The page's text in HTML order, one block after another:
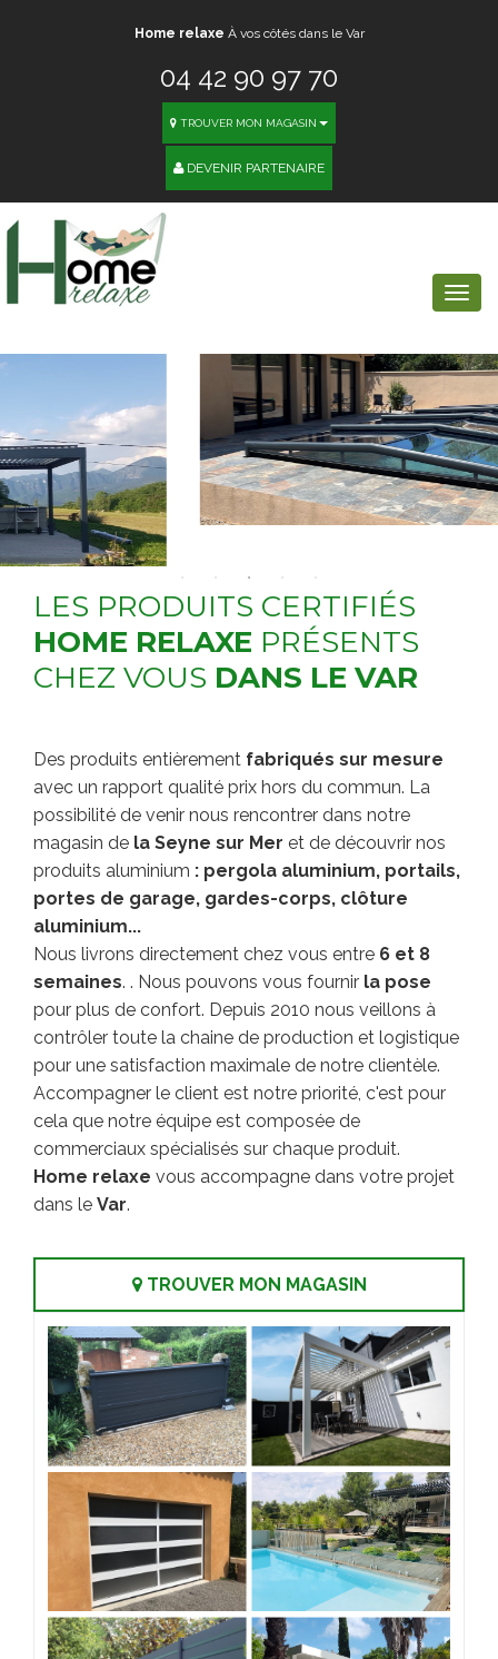
Home relaxe À vos côtés dans le Var
04 42 90 97 70
TROUVER MON MAGASIN
DEVENIR PARTENAIRE
LES PRODUITS CERTIFIÉS
HOME RELAXE PRÉSENTS
CHEZ VOUS DANS LE VAR
Des produits entièrement fabriqués sur mesure
avec un rapport qualité prix hors du commun. La
possibilité de venir nous rencontrer dans notre
magasin de la Seyne sur Mer et de découvrir nos
produits aluminium : pergola aluminium, portails,
portes de garage, gardes-corps, clôture
aluminium...
Nous livrons directement chez vous entre 6 et 8
semaines. . Nous pouvons vous fournir la pose
pour plus de confort. Depuis 2010 nous veillons à
contrôler toute la chaine de production et logistique
pour une satisfaction maximale de notre clientèle.
Accompagner le client est notre priorité, c'est pour
cela que notre équipe est composée de
commerciaux spécialisés sur chaque produit.
Home relaxe vous accompagne dans votre projet
dans le Var.
TROUVER MON MAGASIN